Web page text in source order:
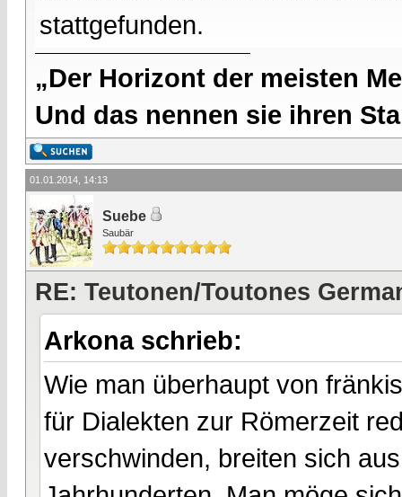
stattgefunden.
„Der Horizont der meisten
Und das nennen sie ihren
01.01.2014, 14:13
Suebe
Saubär
RE: Teutonen/Toutones
Arkona schrieb:
Wie man überhaupt von
für Dialekten zur Römerzeit
verschwinden, breiten sich